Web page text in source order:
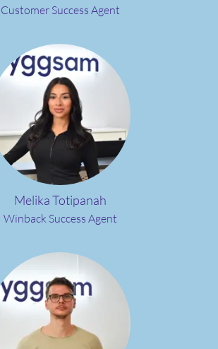
Customer Success Agent
Melika Totipanah
Winback Success Agent